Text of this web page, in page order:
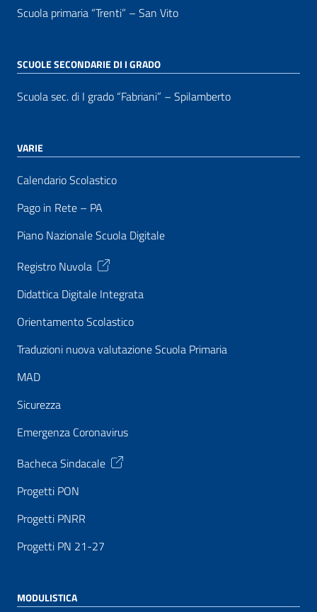
Scuola primaria “Trenti” – San Vito
SCUOLE SECONDARIE DI I GRADO
Scuola sec. di I grado “Fabriani” – Spilamberto
VARIE
Calendario Scolastico
Pago in Rete – PA
Piano Nazionale Scuola Digitale
Registro Nuvola
Didattica Digitale Integrata
Orientamento Scolastico
Traduzioni nuova valutazione Scuola Primaria
MAD
Sicurezza
Emergenza Coronavirus
Bacheca Sindacale
Progetti PON
Progetti PNRR
Progetti PN 21-27
MODULISTICA